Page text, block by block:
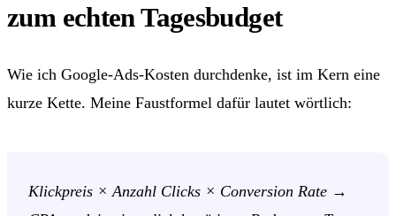
zum echten Tagesbudget
Wie ich Google-Ads-Kosten durchdenke, ist im Kern eine
kurze Kette. Meine Faustformel dafür lautet wörtlich:
Klickpreis × Anzahl Clicks × Conversion Rate →